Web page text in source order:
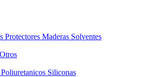
Protectores Maderas Solventes
Otros
Poliuretanicos Siliconas